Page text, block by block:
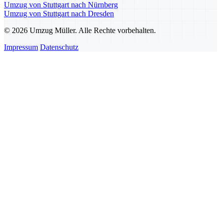
Umzug von Stuttgart nach Nürnberg
Umzug von Stuttgart nach Dresden
© 2026 Umzug Müller. Alle Rechte vorbehalten.
Impressum Datenschutz